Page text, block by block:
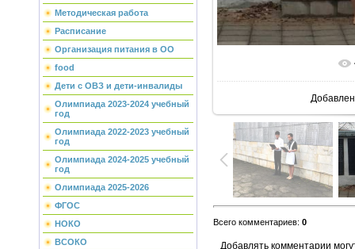
Методическая работа
Расписание
Организация питания в ОО
food
Дети с ОВЗ и дети-инвалиды
Олимпиада 2023-2024 учебный
год
Олимпиада 2022-2023 учебный
год
Олимпиада 2024-2025 учебный
год
Олимпиада 2025-2026
ФГОС
НОКО
ВСОКО
В
Всего комментариев: 0
Добавлять комментарии